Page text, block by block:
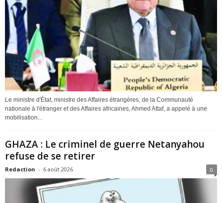
Le ministre d'État, ministre des Affaires étrangères, de la Communauté
nationale à l'étranger et des Affaires africaines, Ahmed Attaf, a appelé à une
mobilisation...
GHAZA : Le criminel de guerre Netanyahou
refuse de se retirer
Redaction - 6 août 2026 0